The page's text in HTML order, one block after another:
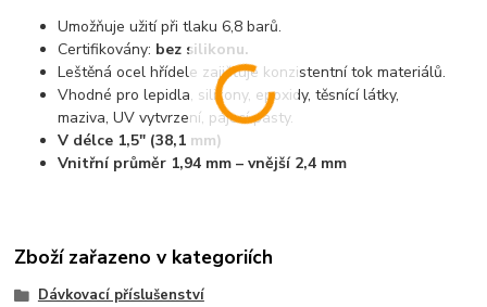
Umožňuje užití při tlaku 6,8 barů.
Certifikovány: bez silikonu.
Leštěná ocel hřídele zajišťuje konzistentní tok materiálů.
Vhodné pro lepidla, silikony, epoxidy, těsnící látky,
maziva, UV vytvrzení, pájecí pasty.
V délce 1,5" (38,1 mm)
Vnitřní průměr 1,94 mm – vnější 2,4 mm
Zboží zařazeno v kategoriích
Dávkovací příslušenství